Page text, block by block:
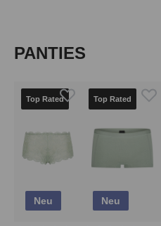
Produktgalerie überspringen
PANTIES
Top Rated
Neu
Top Rated
Neu